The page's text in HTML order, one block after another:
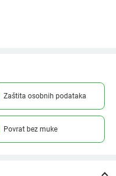
Zaštita osobnih podataka
Povrat bez muke